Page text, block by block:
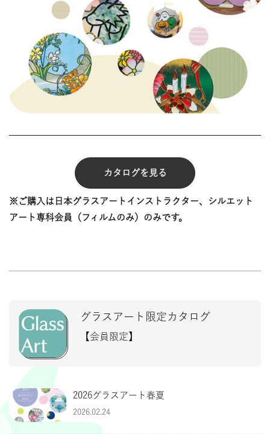
カタログを見る
※ご購入は日本グラスアートインストラクター、シルエット
アート専科会員（フィルムのみ）のみです。
グラスアート限定カタログ
【会員限定】
2026グラスアート春夏
2026.02.24